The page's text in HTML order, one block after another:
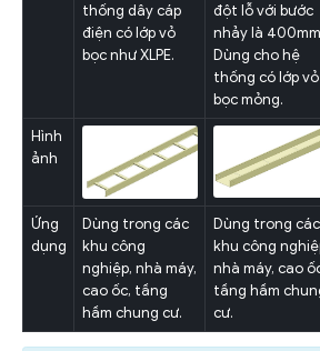
thống dây cáp
điện có lớp vỏ
bọc như XLPE.
đột lỗ với bước
nhảy là
Dùng cho hệ
thống có lớp vỏ
bọc mỏng.
Hình
ảnh
Ứng
dụng
Dùng trong các
khu công
nghiệp, nhà máy,
cao ốc, tầng
hầm chung cư.
Dùng trong các
khu công
nhà máy, cao
tầng hầm
cư.